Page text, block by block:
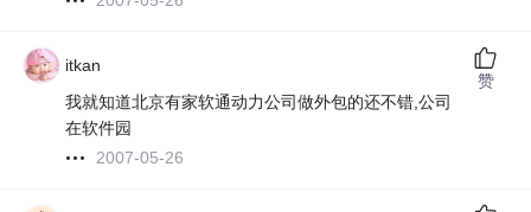
itkan
我就知道北京有家软通动力公司做外包的还不错,公司
在软件园
2007-05-26
赞